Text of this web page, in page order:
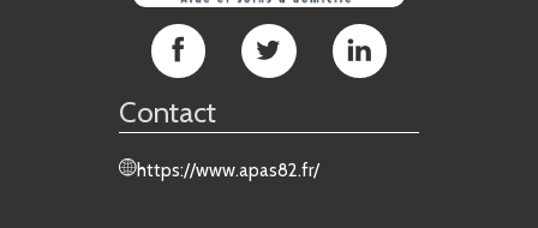
APAS
Facebook
APAS
APAS
Contact
https://www.apas82.fr/